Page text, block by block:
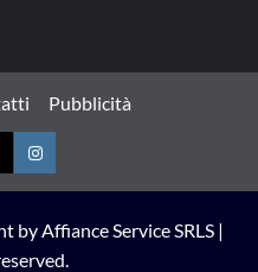
Pubblicità
Instagram
by Affiance Service SRLS |